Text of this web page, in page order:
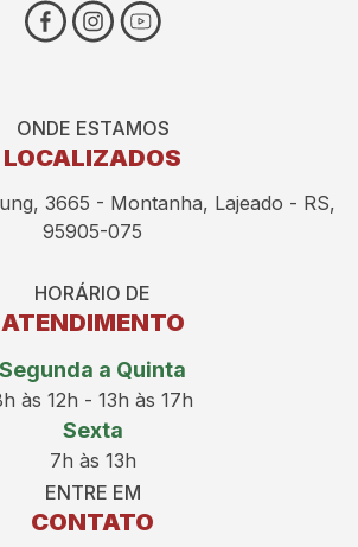
ENTRE EM
CONTATO
ONDE ESTAMOS
LOCALIZADOS
3665 - Montanha, Lajeado - RS,
95905-075
HORÁRIO DE
ATENDIMENTO
Segunda a Quinta
às 12h - 13h às 17h
Sexta
7h às 13h